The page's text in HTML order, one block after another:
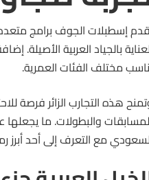
إسطبلات الجوف برامج
بالجياد العربية الأصيلة.
مختلف الفئات العمرية.
هذه التجارب الزائر فرصة
والبطولات. ما
مع التعرف إلى أحد أبرز